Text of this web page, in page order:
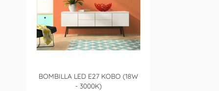
BOMBILLA LED E27 KOBO (18W
- 3000K)